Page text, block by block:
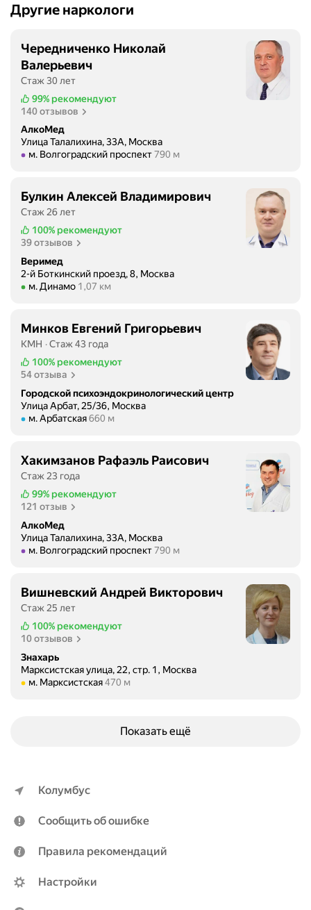
Другие наркологи
Чередниченко Николай
Валерьевич
Стаж 30 лет
99% рекомендуют
140 отзывов
АлкоМед
Улица Талалихина, 33А, Москва
Метро м. Волгоградский проспект Расстояние 790 м
м. Волгоградский проспект 790 м
Булкин Алексей Владимирович
Стаж 26 лет
100% рекомендуют
39 отзывов
Веримед
2-й Боткинский проезд, 8, Москва
Метро м. Динамо Расстояние 1,07 км
м. Динамо 1,07 км
Минков Евгений Григорьевич
КМН
Стаж 43 года
100% рекомендуют
54 отзыва
Городской психоэндокринологический центр
Улица Арбат, 25/36, Москва
Метро м. Арбатская Расстояние 660 м
м. Арбатская 660 м
Хакимзанов Рафаэль Раисович
Стаж 23 года
99% рекомендуют
121 отзыв
АлкоМед
Улица Талалихина, 33А, Москва
Метро м. Волгоградский проспект Расстояние 790 м
м. Волгоградский проспект 790 м
Вишневский Андрей Викторович
Стаж 25 лет
100% рекомендуют
10 отзывов
Знахарь
Марксистская улица, 22, стр. 1, Москва
Метро м. Марксистская Расстояние 470 м
м. Марксистская 470 м
Показать ещё
Колумбус
Сообщить об ошибке
Правила рекомендаций
Настройки